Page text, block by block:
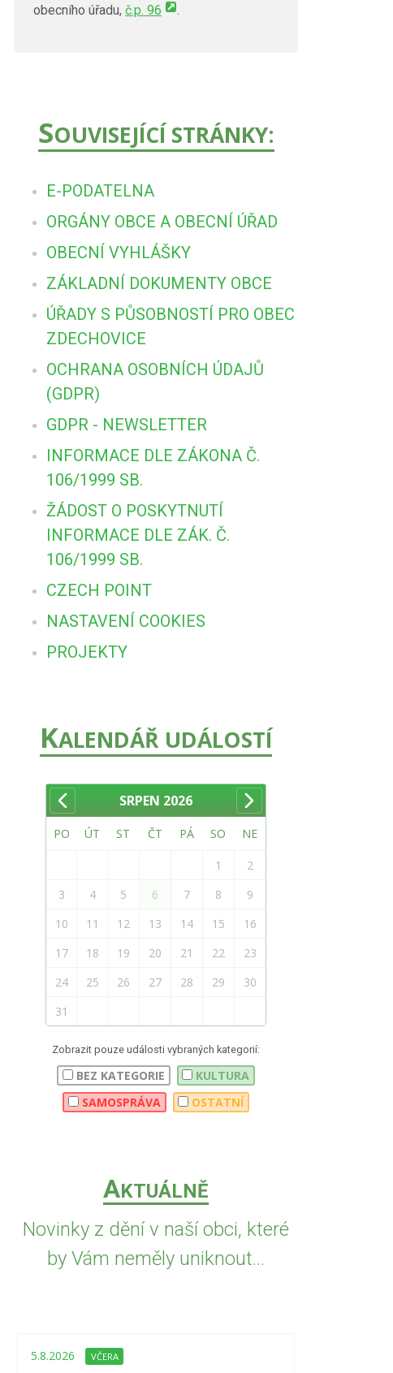
obecního úřadu, č.p. 96 .
SOUVISEJÍCÍ STRÁNKY:
E-PODATELNA
ORGÁNY OBCE A OBECNÍ ÚŘAD
OBECNÍ VYHLÁŠKY
ZÁKLADNÍ DOKUMENTY OBCE
ÚŘADY S PŮSOBNOSTÍ PRO OBEC
ZDECHOVICE
OCHRANA OSOBNÍCH ÚDAJŮ
(GDPR)
GDPR - NEWSLETTER
INFORMACE DLE ZÁKONA Č.
106/1999 SB.
ŽÁDOST O POSKYTNUTÍ
INFORMACE DLE ZÁK. Č.
106/1999 SB.
CZECH POINT
NASTAVENÍ COOKIES
PROJEKTY
KALENDÁŘ UDÁLOSTÍ
SRPEN 2026
PO ÚT ST ČT PÁ SO NE
1
2
3
4 5 6 7 8
9
10
11 12 13 14 15
16
17
18 19 20 21 22
23
24
25 26 27 28 29
30
31
Zobrazit pouze události vybraných kategorií:
BEZ KATEGORIE
KULTURA
SAMOSPRÁVA
OSTATNÍ
AKTUÁLNĚ
Novinky z dění v naší obci, které
by Vám neměly uniknout...
5.8.2026 VČERA